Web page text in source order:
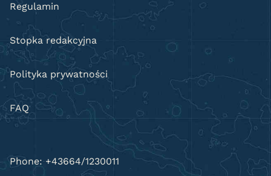
Regulamin
Stopka redakcyjna
Polityka prywatności
FAQ
Phone: +43664/1230011